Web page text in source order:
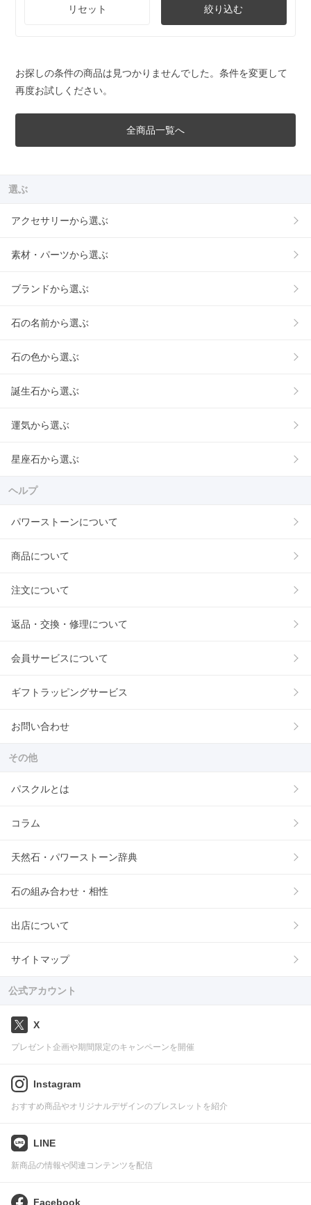
リセット 絞り込む
お探しの条件の商品は見つかりませんでした。条件を変更して
再度お試しください。
全商品一覧へ
選ぶ
アクセサリーから選ぶ
素材・パーツから選ぶ
ブランドから選ぶ
石の名前から選ぶ
石の色から選ぶ
誕生石から選ぶ
運気から選ぶ
星座石から選ぶ
ヘルプ
パワーストーンについて
商品について
注文について
返品・交換・修理について
会員サービスについて
ギフトラッピングサービス
お問い合わせ
その他
パスクルとは
コラム
天然石・パワーストーン辞典
石の組み合わせ・相性
出店について
サイトマップ
公式アカウント
X
プレゼント企画や期間限定のキャンペーンを開催
Instagram
おすすめ商品やオリジナルデザインのブレスレットを紹介
LINE
新商品の情報や関連コンテンツを配信
Facebook